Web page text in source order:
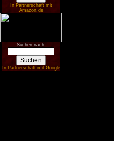
In Partnerschaft mit
Amazon.de
Suchen nach:
In Partnerschaft mit Google